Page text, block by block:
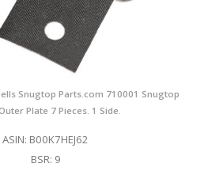
Snugtop Parts.com 710001 Snugtop
Plate 7 Pieces. 1 Side.
ASIN: B00K7HEJ62
BSR: 9